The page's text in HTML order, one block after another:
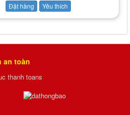
Đặt hàng Yêu thích
an toàn